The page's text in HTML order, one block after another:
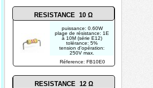
Réference: FB10E0
puissance: 0.60W
plage de résistance: 1E
à 10M (série E12)
tolérance: 5%
tension d'opération:
250V max.
RESISTANCE 12 Ω
RESISTANCE 10 Ω